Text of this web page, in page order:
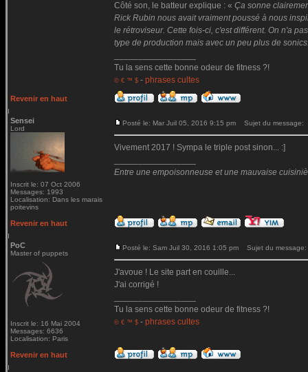
Côté son, le batteur explique : « Ça sonne
Rick Rubin nous avait vraiment poussé à nous
le rétroviseur. Cette fois-ci, c'est différent. On n'a
type de production mais avec un peu plus de
Tu la sens cette bonne odeur de fitness ?!
© € ™ $ - phrases cultes
Revenir en haut
Sensei
Lord
Inscrit le: 07 Oct 2006
Messages: 1993
Localisation: Dans les marais
poitevins
Posté le: Mar Juil 05, 2016 9:15 pm Sujet du message:
Vivement 2017 ! Sympa le triple post sinon... :]
Entre une empoisonneuse et une mauvaise
Revenir en haut
PoC
Master of puppets
Inscrit le: 16 Mai 2004
Messages: 6636
Localisation: Paris
Posté le: Sam Juil 30, 2016 1:05 pm Sujet du message:
J'avoue ! Le site part en couille...
J'ai corrigé !
Tu la sens cette bonne odeur de fitness ?!
© € ™ $ - phrases cultes
Revenir en haut